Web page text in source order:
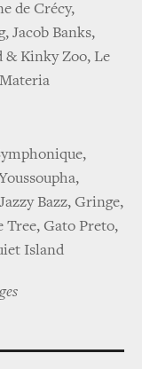
de Crécy,
Jacob Banks,
& Kinky Zoo, Le
Bazz, Gringe,
Tree, Gato Preto,
Island